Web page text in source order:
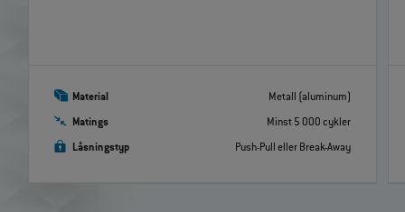
Material Metall (aluminum)
Matings Minst 5 000 cykler
Låsningstyp Push-Pull eller Break-Away